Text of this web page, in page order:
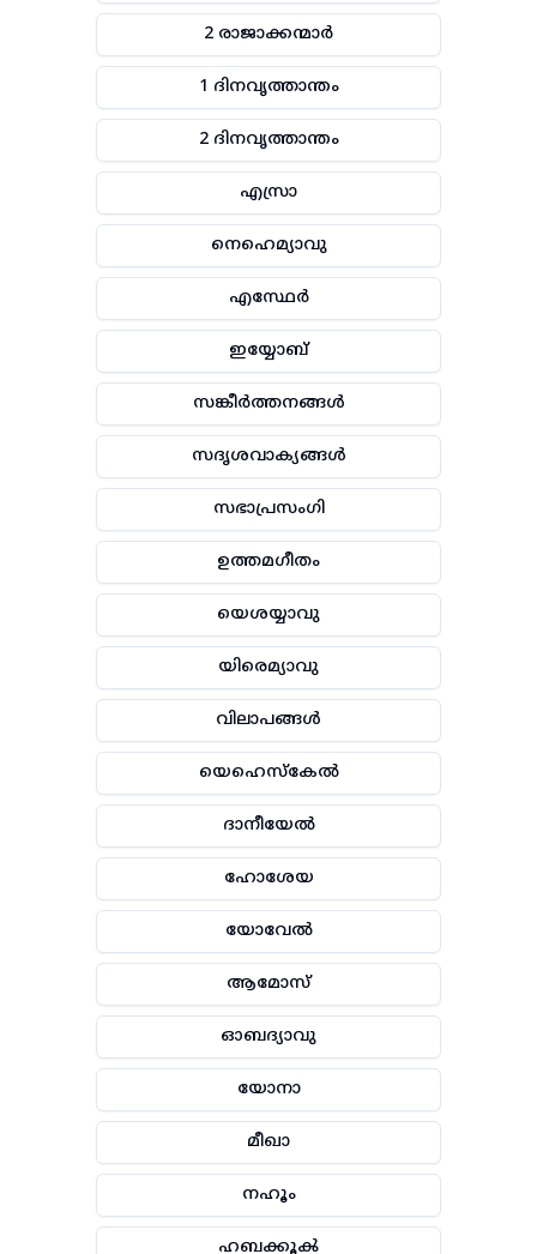
2 രാജാക്കന്മാർ
1 ദിനവൃത്താന്തം
2 ദിനവൃത്താന്തം
എസ്രാ
നെഹെമ്യാവു
എസ്ഥേർ
ഇയ്യോബ്
സങ്കീർത്തനങ്ങൾ
സദൃശവാക്യങ്ങൾ
സഭാപ്രസംഗി
ഉത്തമഗീതം
യെശയ്യാവു
യിരെമ്യാവു
വിലാപങ്ങൾ
യെഹെസ്കേൽ
ദാനീയേൽ
ഹോശേയ
യോവേൽ
ആമോസ്
ഓബദ്യാവു
യോനാ
മീഖാ
നഹൂം
ഹബക്കൂൿ